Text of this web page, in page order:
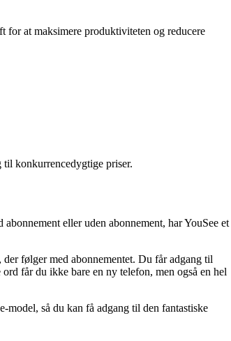
for at maksimere produktiviteten og reducere
til konkurrencedygtige priser.
eller uden abonnement, har YouSee et
følger med abonnementet. Du får adgang til
får du ikke bare en ny telefon, men også en hel
model, så du kan få adgang til den fantastiske